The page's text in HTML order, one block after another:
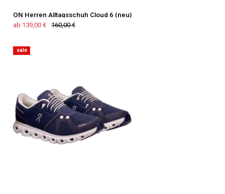
ON Herren Alltagsschuh Cloud 6 (neu)
ab 139,00 €
160,00 €
sale